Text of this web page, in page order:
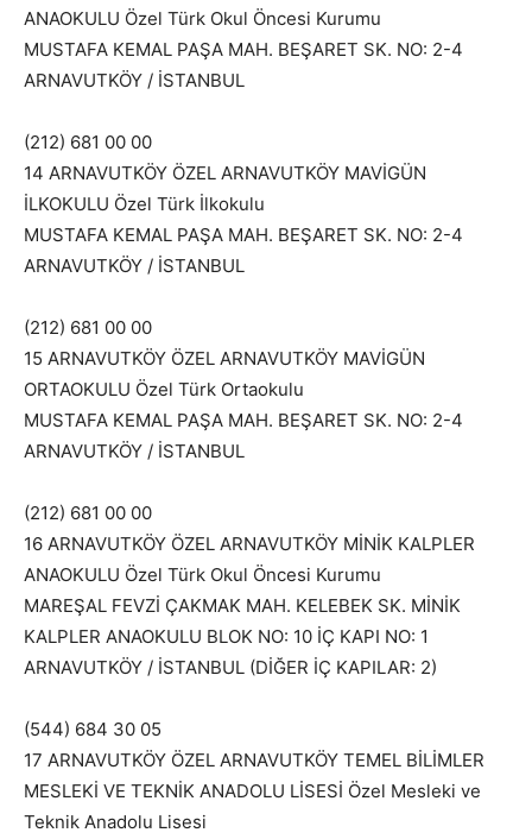
ANAOKULU Özel Türk Okul Öncesi Kurumu
MUSTAFA KEMAL PAŞA MAH. BEŞARET SK. NO: 2-4
ARNAVUTKÖY / İSTANBUL
(212) 681 00 00
14 ARNAVUTKÖY ÖZEL ARNAVUTKÖY MAVİGÜN
İLKOKULU Özel Türk İlkokulu
MUSTAFA KEMAL PAŞA MAH. BEŞARET SK. NO: 2-4
ARNAVUTKÖY / İSTANBUL
(212) 681 00 00
15 ARNAVUTKÖY ÖZEL ARNAVUTKÖY MAVİGÜN
ORTAOKULU Özel Türk Ortaokulu
MUSTAFA KEMAL PAŞA MAH. BEŞARET SK. NO: 2-4
ARNAVUTKÖY / İSTANBUL
(212) 681 00 00
16 ARNAVUTKÖY ÖZEL ARNAVUTKÖY MİNİK KALPLER
ANAOKULU Özel Türk Okul Öncesi Kurumu
MAREŞAL FEVZİ ÇAKMAK MAH. KELEBEK SK. MİNİK
KALPLER ANAOKULU BLOK NO: 10 İÇ KAPI NO: 1
ARNAVUTKÖY / İSTANBUL (DİĞER İÇ KAPILAR: 2)
(544) 684 30 05
17 ARNAVUTKÖY ÖZEL ARNAVUTKÖY TEMEL BİLİMLER
MESLEKİ VE TEKNİK ANADOLU LİSESİ Özel Mesleki ve
Teknik Anadolu Lisesi